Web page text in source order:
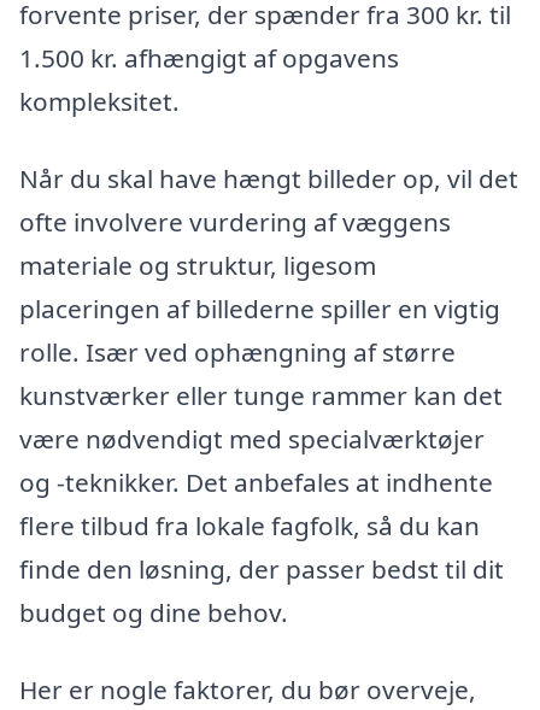
forvente priser, der spænder fra 300 kr. til
1.500 kr. afhængigt af opgavens
kompleksitet.
Når du skal have hængt billeder op, vil det
ofte involvere vurdering af væggens
materiale og struktur, ligesom
placeringen af billederne spiller en vigtig
rolle. Især ved ophængning af større
kunstværker eller tunge rammer kan det
være nødvendigt med specialværktøjer
og -teknikker. Det anbefales at indhente
flere tilbud fra lokale fagfolk, så du kan
finde den løsning, der passer bedst til dit
budget og dine behov.
Her er nogle faktorer, du bør overveje,